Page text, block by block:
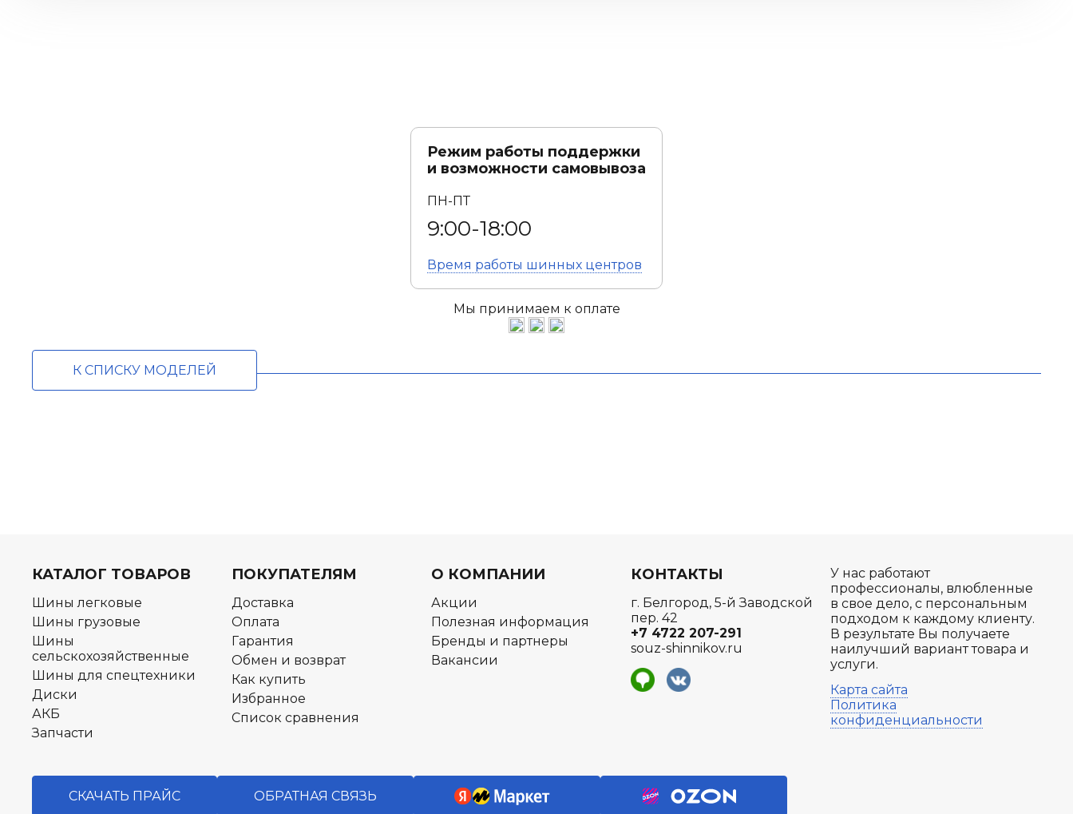
Режим работы поддержки
и возможности самовывоза
ПН-ПТ
9:00-18:00
Время работы шинных центров
Мы принимаем к оплате
К СПИСКУ МОДЕЛЕЙ
КАТАЛОГ ТОВАРОВ
Шины легковые
Шины грузовые
Шины
сельскохозяйственные
Шины для спецтехники
Диски
АКБ
Запчасти
ПОКУПАТЕЛЯМ
Доставка
Оплата
Гарантия
Обмен и возврат
Как купить
Избранное
Список сравнения
О КОМПАНИИ
Акции
Полезная информация
Бренды и партнеры
Вакансии
У нас работают
профессионалы, влюбленные
в свое дело, с персональным
подходом к каждому клиенту.
В результате Вы получаете
наилучший вариант товара и
услуги.
Карта сайта
Политика
конфиденциальности
КОНТАКТЫ
г. Белгород, 5-й Заводской
пер. 42
+7 4722 207-291
souz-shinnikov.ru
СКАЧАТЬ ПРАЙС ОБРАТНАЯ СВЯЗЬ